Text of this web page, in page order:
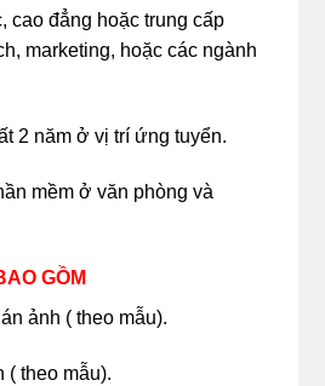
cao đẳng hoặc trung cấp
marketing, hoặc các ngành
2 năm ở vị trí ứng tuyển.
mềm ở văn phòng và
GỒM
ảnh ( theo mẫu).
( theo mẫu).